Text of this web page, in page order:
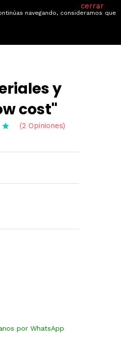
Quiénes somos
y
cost"
(2 Opiniones)
por WhatsApp
cerrar
navegando, consideramos que